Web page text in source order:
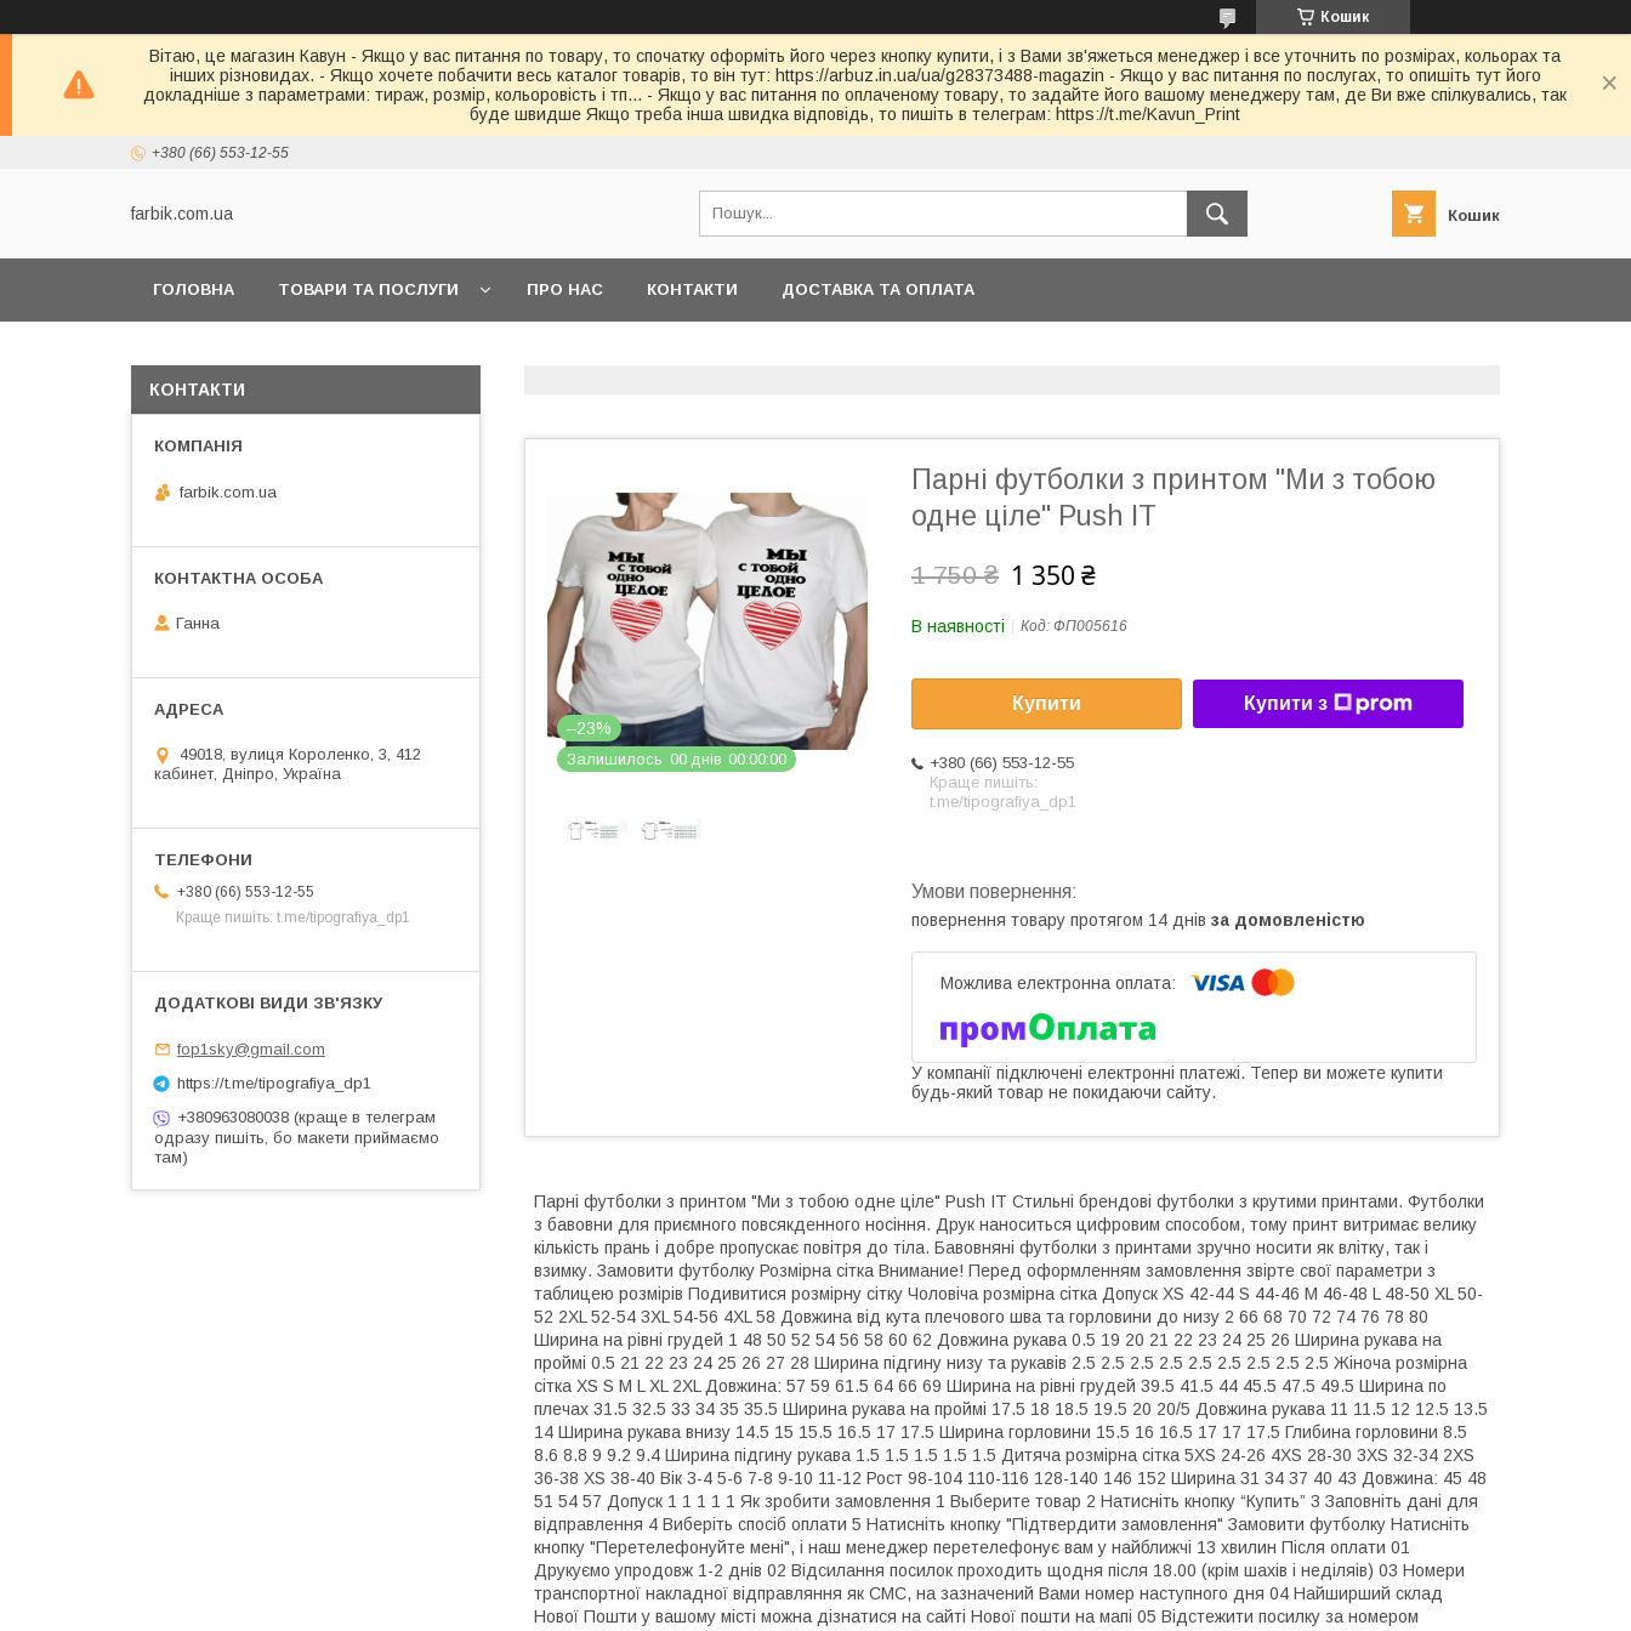
Кошик
Вітаю, це магазин Кавун - Якщо у вас питання по товару, то спочатку оформіть його через кнопку купити, і з Вами зв'яжеться менеджер і все уточнить по розмірах, кольорах та
інших різновидах. - Якщо хочете побачити весь каталог товарів, то він тут: https://arbuz.in.ua/ua/g28373488-magazin - Якщо у вас питання по послугах, то опишіть тут його
докладніше з параметрами: тираж, розмір, кольоровість і тп... - Якщо у вас питання по оплаченому товару, то задайте його вашому менеджеру там, де Ви вже спілкувались, так
буде швидше Якщо треба інша швидка відповідь, то пишіть в телеграм: https://t.me/Kavun_Print
+380 (66) 553-12-55
farbik.com.ua Кошик
ГОЛОВНА ТОВАРИ ТА ПОСЛУГИ ПРО НАС КОНТАКТИ ДОСТАВКА ТА ОПЛАТА
–23%
Залишилось 00 днів 00 00 00
Парні футболки з принтом "Ми з тобою
одне ціле" Push IT
1 750 ₴ 1 350 ₴
В наявності Код: ФП005616
Купити Купити з
+380 (66) 553-12-55
Краще пишіть:
t.me/tipografiya_dp1
повернення товару протягом 14 днів за домовленістю
У компанії підключені електронні платежі. Тепер ви можете купити
будь-який товар не покидаючи сайту.
Парні футболки з принтом "Ми з тобою одне ціле" Push IT Стильні брендові футболки з крутими принтами. Футболки
з бавовни для приємного повсякденного носіння. Друк наноситься цифровим способом, тому принт витримає велику
кількість прань і добре пропускає повітря до тіла. Бавовняні футболки з принтами зручно носити як влітку, так і
взимку. Замовити футболку Розмірна сітка Внимание! Перед оформленням замовлення звірте свої параметри з
таблицею розмірів Подивитися розмірну сітку Чоловіча розмірна сітка Допуск XS 42-44 S 44-46 M 46-48 L 48-50 XL 50-
52 2XL 52-54 3XL 54-56 4XL 58 Довжина від кута плечового шва та горловини до низу 2 66 68 70 72 74 76 78 80
Ширина на рівні грудей 1 48 50 52 54 56 58 60 62 Довжина рукава 0.5 19 20 21 22 23 24 25 26 Ширина рукава на
проймі 0.5 21 22 23 24 25 26 27 28 Ширина підгину низу та рукавів 2.5 2.5 2.5 2.5 2.5 2.5 2.5 2.5 2.5 Жіноча розмірна
сітка XS S M L XL 2XL Довжина: 57 59 61.5 64 66 69 Ширина на рівні грудей 39.5 41.5 44 45.5 47.5 49.5 Ширина по
плечах 31.5 32.5 33 34 35 35.5 Ширина рукава на проймі 17.5 18 18.5 19.5 20 20/5 Довжина рукава 11 11.5 12 12.5 13.5
14 Ширина рукава внизу 14.5 15 15.5 16.5 17 17.5 Ширина горловини 15.5 16 16.5 17 17 17.5 Глибина горловини 8.5
8.6 8.8 9 9.2 9.4 Ширина підгину рукава 1.5 1.5 1.5 1.5 1.5 Дитяча розмірна сітка 5XS 24-26 4XS 28-30 3XS 32-34 2XS
36-38 XS 38-40 Вік 3-4 5-6 7-8 9-10 11-12 Рост 98-104 110-116 128-140 146 152 Ширина 31 34 37 40 43 Довжина: 45 48
51 54 57 Допуск 1 1 1 1 1 Як зробити замовлення 1 Выберите товар 2 Натисніть кнопку “Купить” 3 Заповніть дані для
відправлення 4 Виберіть спосіб оплати 5 Натисніть кнопку "Підтвердити замовлення" Замовити футболку Натисніть
кнопку "Перетелефонуйте мені", і наш менеджер перетелефонує вам у найближчі 13 хвилин Після оплати 01
Друкуємо упродовж 1-2 днів 02 Відсилання посилок проходить щодня після 18.00 (крім шахів і неділяів) 03 Номери
транспортної накладної відправляння як СМС, на зазначений Вами номер наступного дня 04 Найширший склад
Нової Пошти у вашому місті можна дізнатися на сайті Нової пошти на мапі 05 Відстежити посилку за номером
КОНТАКТИ
farbik.com.ua
Ганна
49018, вулиця Короленко, 3, 412
кабинет, Дніпро, Україна
+380 (66) 553-12-55
Краще пишіть: t.me/tipografiya_dp1
fop1sky@gmail.com
https://t.me/tipografiya_dp1
+380963080038 (краще в телеграм
одразу пишіть, бо макети приймаємо
там)